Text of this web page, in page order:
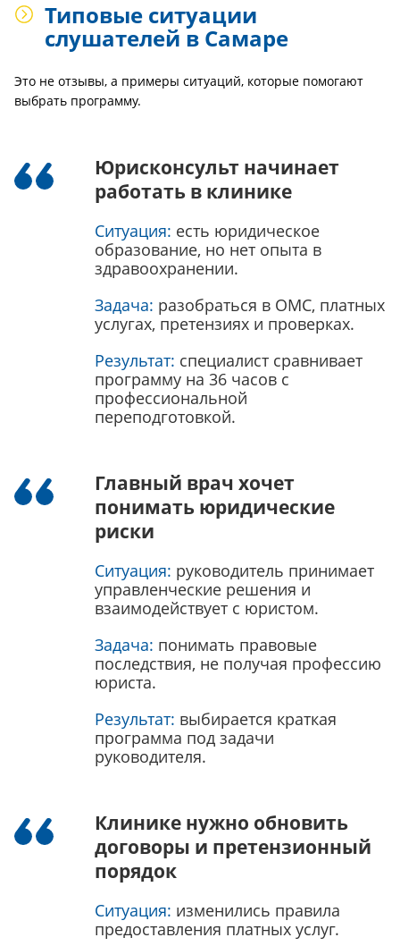
Типовые ситуации
слушателей в Самаре
Это не отзывы, а примеры ситуаций, которые помогают
выбрать программу.
Юрисконсульт начинает
работать в клинике
Ситуация: есть юридическое
образование, но нет опыта в
здравоохранении.
Задача: разобраться в ОМС, платных
услугах, претензиях и проверках.
Результат: специалист сравнивает
программу на 36 часов с
профессиональной
переподготовкой.
Главный врач хочет
понимать юридические
риски
Ситуация: руководитель принимает
управленческие решения и
взаимодействует с юристом.
Задача: понимать правовые
последствия, не получая профессию
юриста.
Результат: выбирается краткая
программа под задачи
руководителя.
Клинике нужно обновить
договоры и претензионный
порядок
Ситуация: изменились правила
предоставления платных услуг.